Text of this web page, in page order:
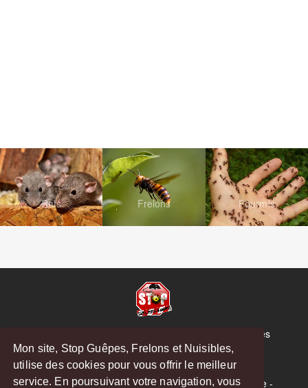
Mon site, Stop Guêpes, Frelons et Nuisibles,
utilise des cookies pour vous offrir le meilleur
service. En poursuivant votre navigation, vous
Rats Frelons Fourmis
© Copyright 2026 Stop Guêpes, Frelons et Nuisibles
Mentions légales
Créé parMattWeb
Saint-Gaudens-Saint-Girons-Boulogne-sur-Gesse-